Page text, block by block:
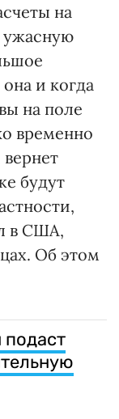
на
ужасную
и когда
на поле
временно
будут
в США,
Об этом
подаст